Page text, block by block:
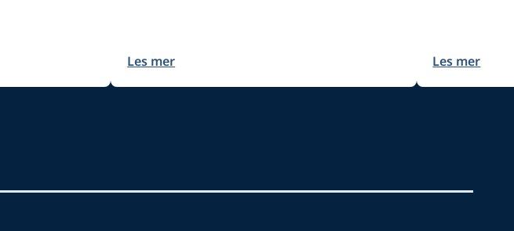
Les mer Les mer